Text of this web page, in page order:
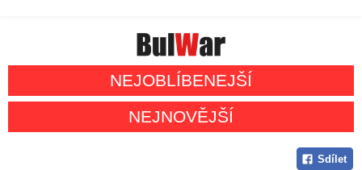
NEJOBLÍBENEJŠÍ
NEJNOVĚJŠÍ
Sdílet